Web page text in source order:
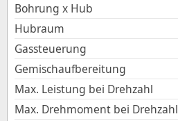
Bohrung x Hub
Hubraum
Gassteuerung
Gemischaufbereitung
Max. Leistung bei Drehzahl
Max. Drehmoment bei Drehzahl